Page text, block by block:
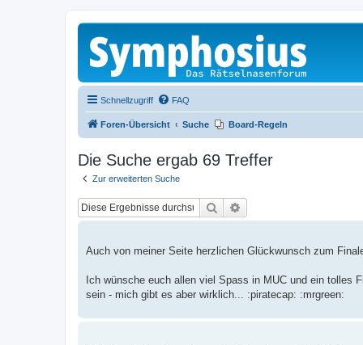
Schnellzugriff FAQ
Foren-Übersicht Suche Board-Regeln
Die Suche ergab 69 Treffer
Zur erweiterten Suche
Suche
Auch von meiner Seite herzlichen Glückwunsch zum
Ich wünsche euch allen viel Spass in MUC und ein tolles
sein - mich gibt es aber wirklich... :piratecap: :mrgreen: